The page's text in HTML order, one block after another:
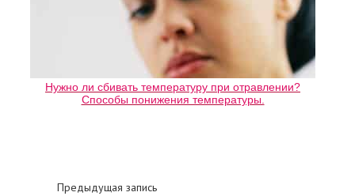
Нужно ли сбивать температуру при отравлении?
Способы понижения температуры.
Предыдущая запись